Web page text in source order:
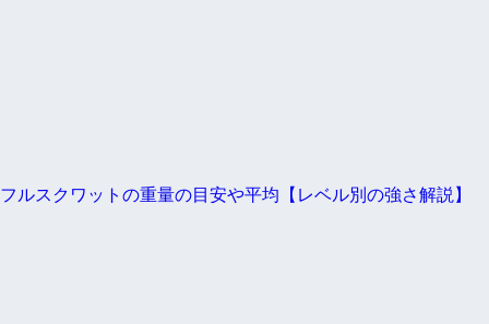
フルスクワットの重量の目安や平均【レベル別の強さ解説】